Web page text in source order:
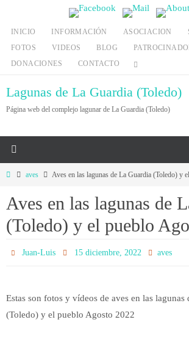
contenido
INICIO INFORMACIÓN ASOCIACION
FOTOS
VIDEOS BLOG
DONACIONES
CONTACTO
Lagunas de La Guardia (Toledo)
Página web del complejo lagunar de La Guardia (Toledo)
Inicioaves Aves en las lagunas de La Guardia (Toledo) y
Aves en las lagunas de
(Toledo) y el pueblo
Juan-Luis 15 diciembre, 2022 aves
Estas son fotos y vídeos de aves en las lagunas
(Toledo) y el pueblo Agosto 2022